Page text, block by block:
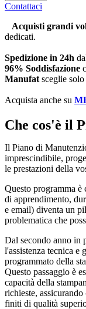
Contattaci
Acquisti grandi
dedicati.
Spedizione in 24h
96% Soddisfazione
Manufat sceglie solo
Acquista anche su
Che cos'è il
Il Piano di
imprescindibile,
le prestazioni della
Questo programma
di apprendimento,
e email) diventa un
problematica che
Dal secondo anno in
l'assistenza tecnica
programmato della
Questo passaggio è
capacità della
richieste,
finiti di qualità